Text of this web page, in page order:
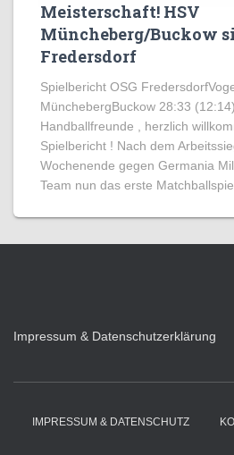
Meisterschaft! HSV
Müncheberg/Buckow
Fredersdorf
Spielbericht OSG
MünchebergBuckow 28:33
Handballfreunde , herzlich
Spielbericht ! Nach dem
Wochenende gegen Germania
Team nun das erste
Impressum & Datenschutzerklärung
IMPRESSUM & DATENSCHUTZ